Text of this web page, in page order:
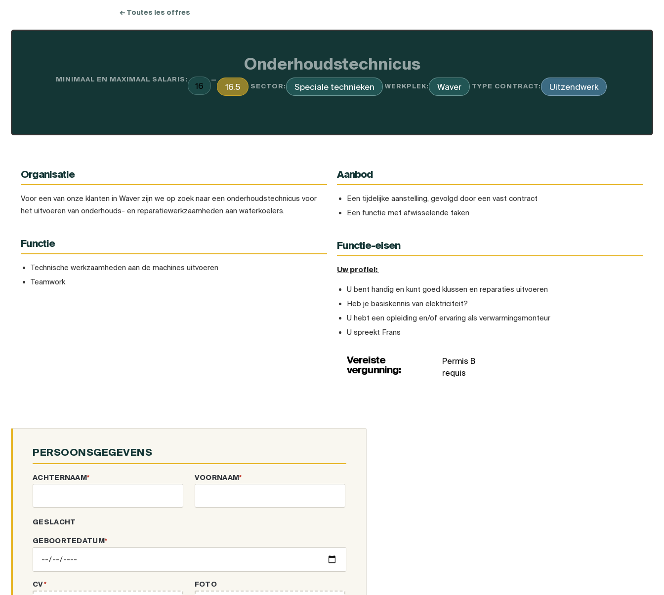
← Toutes les offres
Onderhoudstechnicus
MINIMAAL EN MAXIMAAL SALARIS:
16
—
16.5 SECTOR: Speciale technieken WERKPLEK: Waver TYPE CONTRACT: Uitzendwerk
Organisatie
Voor een van onze klanten in Waver zijn we op zoek naar een onderhoudstechnicus voor
het uitvoeren van onderhouds- en reparatiewerkzaamheden aan waterkoelers.
Functie
Technische werkzaamheden aan de machines uitvoeren
Teamwork
Aanbod
Een tijdelijke aanstelling, gevolgd door een vast contract
Een functie met afwisselende taken
Functie-eisen
Uw profiel:
U bent handig en kunt goed klussen en reparaties uitvoeren
Heb je basiskennis van elektriciteit?
U hebt een opleiding en/of ervaring als verwarmingsmonteur
U spreekt Frans
Vereiste
vergunning:
Permis B
requis
PERSOONSGEGEVENS
ACHTERNAAM* VOORNAAM*
GESLACHT
GEBOORTEDATUM*
CV* FOTO